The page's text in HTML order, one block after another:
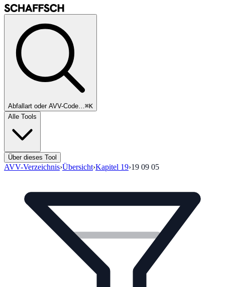
Abfallart oder AVV-Code…⌘K
Alle Tools
Über dieses Tool
AVV-Verzeichnis›Übersicht›Kapitel 19›19 09 05